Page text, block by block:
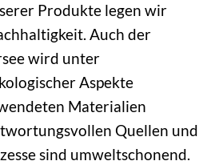
Produkte legen wir
Auch der
wird unter
Aspekte
Materialien
Quellen und
sind umweltschonend.